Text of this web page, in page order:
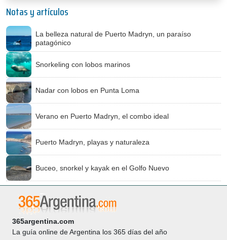
Notas y artículos
La belleza natural de Puerto Madryn, un paraíso
patagónico
Snorkeling con lobos marinos
Nadar con lobos en Punta Loma
Verano en Puerto Madryn, el combo ideal
Puerto Madryn, playas y naturaleza
Buceo, snorkel y kayak en el Golfo Nuevo
365argentina.com
La guía online de Argentina los 365 días del año